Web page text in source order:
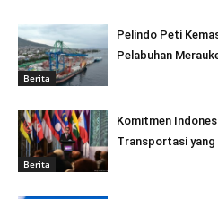
Berita
Pelindo Peti
Pelabuhan
Berita
Komitmen
Transportasi yang